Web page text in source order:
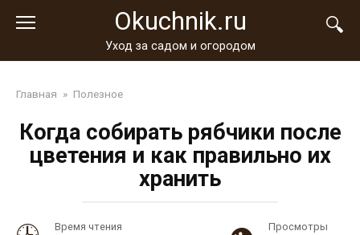
Okuchnik.ru
Уход за садом и огородом
Главная » Полезное
Когда собирать рябчики после
цветения и как правильно их
хранить
Время чтения Просмотры